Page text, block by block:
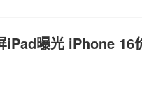
曝光 iPhone 16